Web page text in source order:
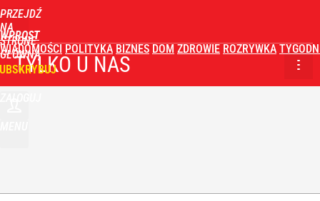
PRZEJDŹ
NA
STRONĘ
GŁÓWNĄ
WPROST
WIADOMOŚCI POLITYKA BIZNES DOM ZDROWIE ROZRYWKA
TYLKO U NAS